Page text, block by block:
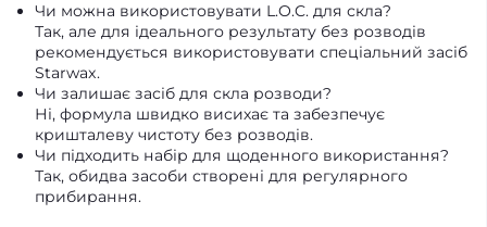
Чи можна використовувати L.O.C. для скла?
Так, але для ідеального результату без розводів
рекомендується використовувати спеціальний засіб
Starwax.
Чи залишає засіб для скла розводи?
Ні, формула швидко висихає та забезпечує
кришталеву чистоту без розводів.
Чи підходить набір для щоденного використання?
Так, обидва засоби створені для регулярного
прибирання.